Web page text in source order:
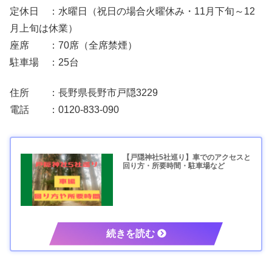
定休日 ：水曜日（祝日の場合火曜休み・11月下旬～12
月上旬は休業）
座席 ：70席（全席禁煙）
駐車場 ：25台
住所 ：長野県長野市戸隠3229
電話 ：0120-833-090
【戸隠神社5社巡り】車でのアクセスと
回り方・所要時間・駐車場など